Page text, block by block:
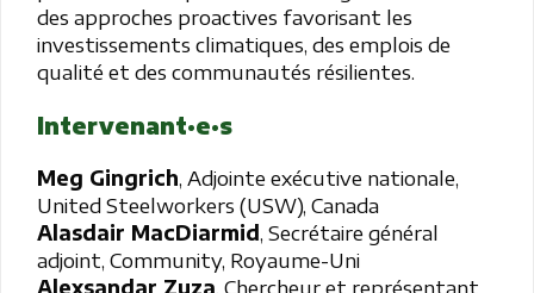
des approches proactives favorisant les
investissements climatiques, des emplois de
qualité et des communautés résilientes.
Intervenant·e·s
Meg Gingrich, Adjointe exécutive nationale,
United Steelworkers (USW), Canada
Alasdair MacDiarmid, Secrétaire général
adjoint, Community, Royaume-Uni
Alexsandar Zuza, Chercheur et représentant